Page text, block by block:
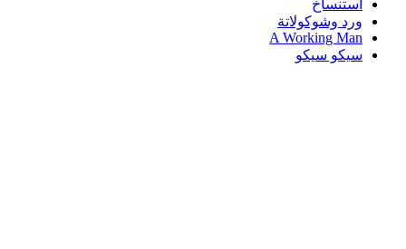
استنساخ
ورد وشوكولاتة
A Working Man
سيكو سيكو